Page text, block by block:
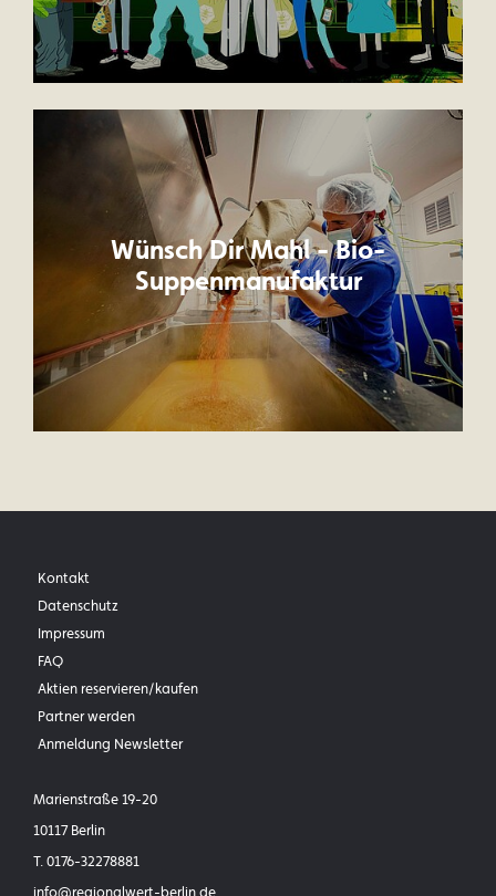
Wünsch Dir Mahl - Bio-
Suppenmanufaktur
Kontakt
Datenschutz
Impressum
FAQ
Aktien reservieren/kaufen
Partner werden
Anmeldung Newsletter
Marienstraße 19-20
10117 Berlin
T. 0176-32278881
info@regionalwert-berlin.de